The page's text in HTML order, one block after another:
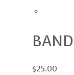
$25.00